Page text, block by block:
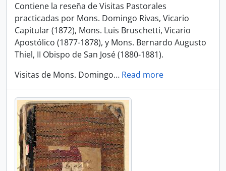
Contiene la reseña de Visitas Pastorales
practicadas por Mons. Domingo Rivas, Vicario
Capitular (1872), Mons. Luis Bruschetti, Vicario
Apostólico (1877-1878), y Mons. Bernardo Augusto
Thiel, II Obispo de San José (1880-1881).
Visitas de Mons. Domingo… Read more